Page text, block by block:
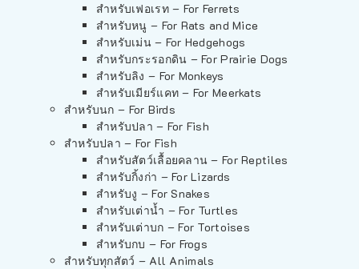
สำหรับเฟอเรท – For Ferrets
สำหรับหนู – For Rats and Mice
สำหรับเม่น – For Hedgehogs
สำหรับกระรอกดิน – For Prairie Dogs
สำหรับลิง – For Monkeys
สำหรับเมียร์แคท – For Meerkats
สำหรับนก – For Birds
สำหรับปลา – For Fish
สำหรับปลา – For Fish
สำหรับสัตว์เลื้อยคลาน – For Reptiles
สำหรับกิ้งก่า – For Lizards
สำหรับงู – For Snakes
สำหรับเต่าน้ำ – For Turtles
สำหรับเต่าบก – For Tortoises
สำหรับกบ – For Frogs
สำหรับทุกสัตว์ – All Animals